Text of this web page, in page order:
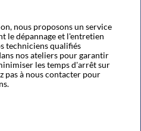
nous proposons un service
le dépannage et l'entretien
techniciens qualifiés
nos ateliers pour garantir
les temps d'arrêt sur
pas à nous contacter pour